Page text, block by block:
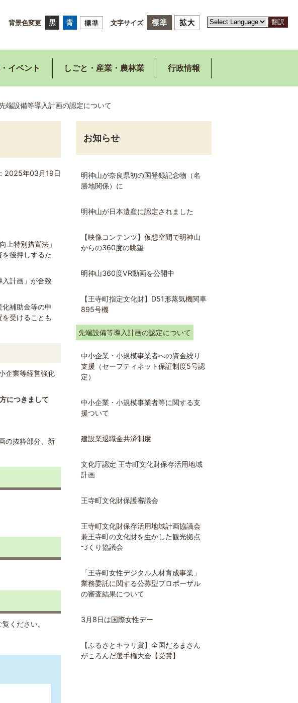
背景色変更 文字サイズ 翻訳
イベント しごと・産業・農林業 行政情報
端設備等導入計画の認定について
2025年03月19日
上特別措置法」
後押しするた
入計画」が合致
補助金等の申
受けることも
企業等経営強化
につきまして
の抜粋部分、新
ください。
お知らせ
明神山が奈良県初の国登録記念物（名
勝地関係）に
明神山が日本遺産に認定されました
【映像コンテンツ】仮想空間で明神山
からの360度の眺望
明神山360度VR動画を公開中
【王寺町指定文化財】D51形蒸気機関車
895号機
先端設備等導入計画の認定について
中小企業・小規模事業者への資金繰り
支援（セーフティネット保証制度5号認
定）
中小企業・小規模事業者等に関する支
援ついて
建設業退職金共済制度
文化庁認定 王寺町文化財保存活用地域
計画
王寺町文化財保護審議会
王寺町文化財保存活用地域計画協議会
兼王寺町の文化財を生かした観光拠点
づくり協議会
「王寺町女性デジタル人材育成事業」
業務委託に関する公募型プロポーザル
の審査結果について
3月8日は国際女性デー
【ふるさとキラリ賞】全国だるまさん
がころんだ選手権大会【受賞】